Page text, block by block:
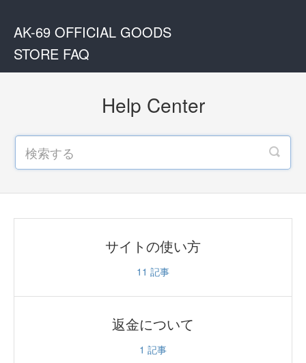
AK-69 OFFICIAL GOODS
STORE FAQ
Help Center
サイトの使い方
11 記事
返金について
1 記事